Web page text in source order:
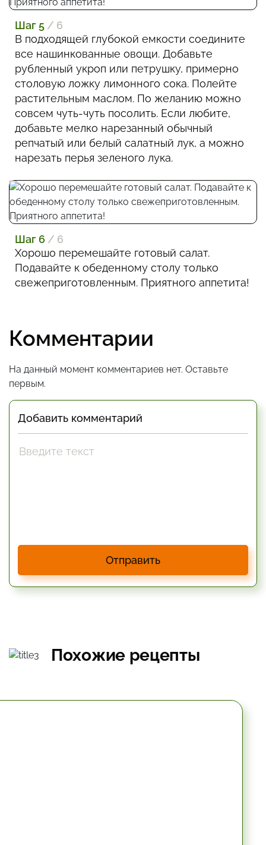
Шаг 5 / 6
В подходящей глубокой емкости соедините
все нашинкованные овощи. Добавьте
рубленный укроп или петрушку, примерно
столовую ложку лимонного сока. Полейте
растительным маслом. По желанию можно
совсем чуть-чуть посолить. Если любите,
добавьте мелко нарезанный обычный
репчатый или белый салатный лук, а можно
нарезать перья зеленого лука.
Шаг 6 / 6
Хорошо перемешайте готовый салат.
Подавайте к обеденному столу только
свежеприготовленным. Приятного аппетита!
Комментарии
На данный момент комментариев нет. Оставьте
первым.
Добавить комментарий
Отправить
Похожие рецепты